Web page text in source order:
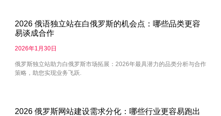
2026 俄语独立站在白俄罗斯的机会点：哪些品类更容
易谈成合作
2026年1月30日
俄罗斯独立站助力白俄罗斯市场拓展：2026年最具潜力的品类分析与合作
策略，助您实现业务飞跃.
2026 俄罗斯网站建设需求分化：哪些行业更容易跑出